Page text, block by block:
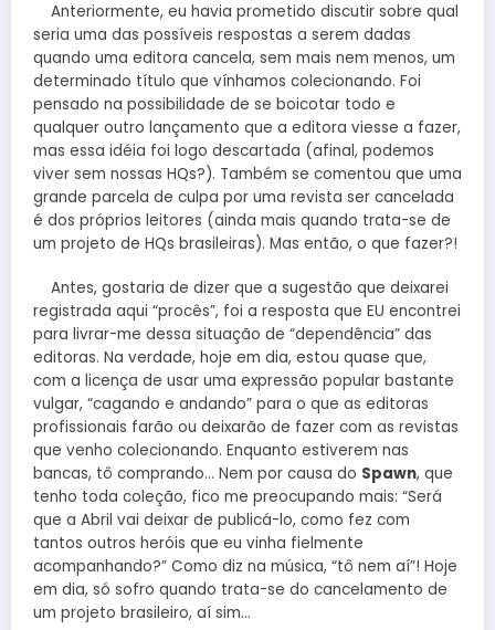
Anteriormente, eu havia prometido discutir sobre qual
seria uma das possíveis respostas a serem dadas
quando uma editora cancela, sem mais nem menos, um
determinado título que vínhamos colecionando. Foi
pensado na possibilidade de se boicotar todo e
qualquer outro lançamento que a editora viesse a fazer,
mas essa idéia foi logo descartada (afinal, podemos
viver sem nossas HQs?). Também se comentou que uma
grande parcela de culpa por uma revista ser cancelada
é dos próprios leitores (ainda mais quando trata-se de
um projeto de HQs brasileiras). Mas então, o que fazer?!
Antes, gostaria de dizer que a sugestão que deixarei
registrada aqui “procês”, foi a resposta que EU encontrei
para livrar-me dessa situação de “dependência” das
editoras. Na verdade, hoje em dia, estou quase que,
com a licença de usar uma expressão popular bastante
vulgar, “cagando e andando” para o que as editoras
profissionais farão ou deixarão de fazer com as revistas
que venho colecionando. Enquanto estiverem nas
bancas, tô comprando… Nem por causa do Spawn, que
tenho toda coleção, fico me preocupando mais: “Será
que a Abril vai deixar de publicá-lo, como fez com
tantos outros heróis que eu vinha fielmente
acompanhando?” Como diz na música, “tô nem aí”! Hoje
em dia, só sofro quando trata-se do cancelamento de
um projeto brasileiro, aí sim…